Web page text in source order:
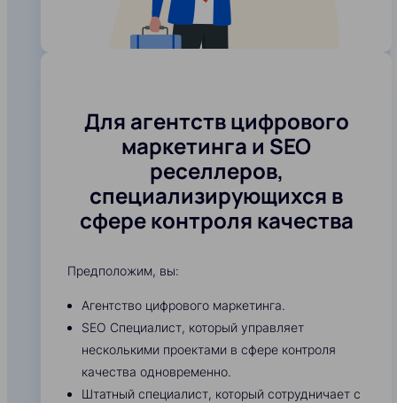
Для агентств цифрового
маркетинга и SEO
реселлеров,
специализирующихся в
сфере контроля качества
Предположим, вы:
Агентство цифрового маркетинга.
SEO Специалист, который управляет
несколькими проектами в сфере контроля
качества одновременно.
Штатный специалист, который сотрудничает с